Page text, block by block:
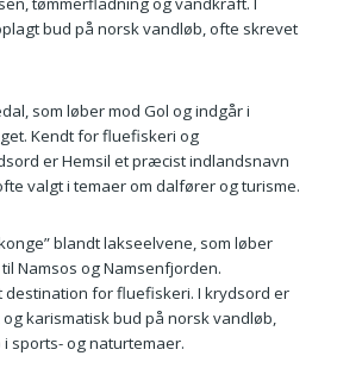
bud på norsk vandløb, ofte skrevet
som løber mod Gol og indgår i
Kendt for fluefiskeri og
er Hemsil et præcist indlandsnavn
valgt i temaer om dalfører og turisme.
blandt lakseelvene, som løber
Namsos og Namsenfjorden.
for fluefiskeri. I krydsord er
karismatisk bud på norsk vandløb,
sports- og naturtemaer.